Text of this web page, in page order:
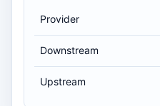
Provider
Downstream
Upstream